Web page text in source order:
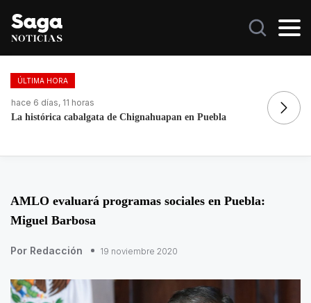
ÚLTIMA HORA
hace 2 días, 12 horas
Galilea Montijo celebra estar entre Los 50 más bellos
AMLO evaluará programas sociales en Puebla:
Miguel Barbosa
Por Redacción 19 noviembre 2020